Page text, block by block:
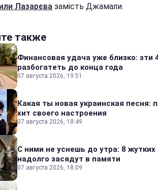
Лазарєва замість Джамали.
также
Финансовая удача уже близко: эти
разбогатеть до конца года
07 августа 2026, 19:51
Какая ты новая украинская песня:
хит своего настроения
07 августа 2026, 18:49
С ними не уснешь до утра: 8
надолго засядут в памяти
07 августа 2026, 18:09